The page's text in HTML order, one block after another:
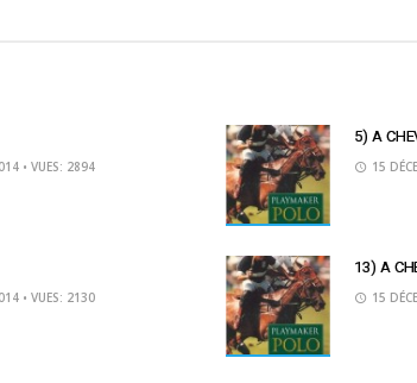
• VUES: 2894
5) A
15
• VUES: 2130
13) A
15